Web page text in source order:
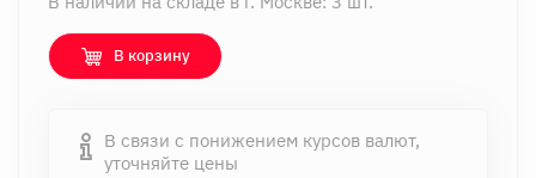
В корзину
В связи с понижением курсов валют,
уточняйте цены